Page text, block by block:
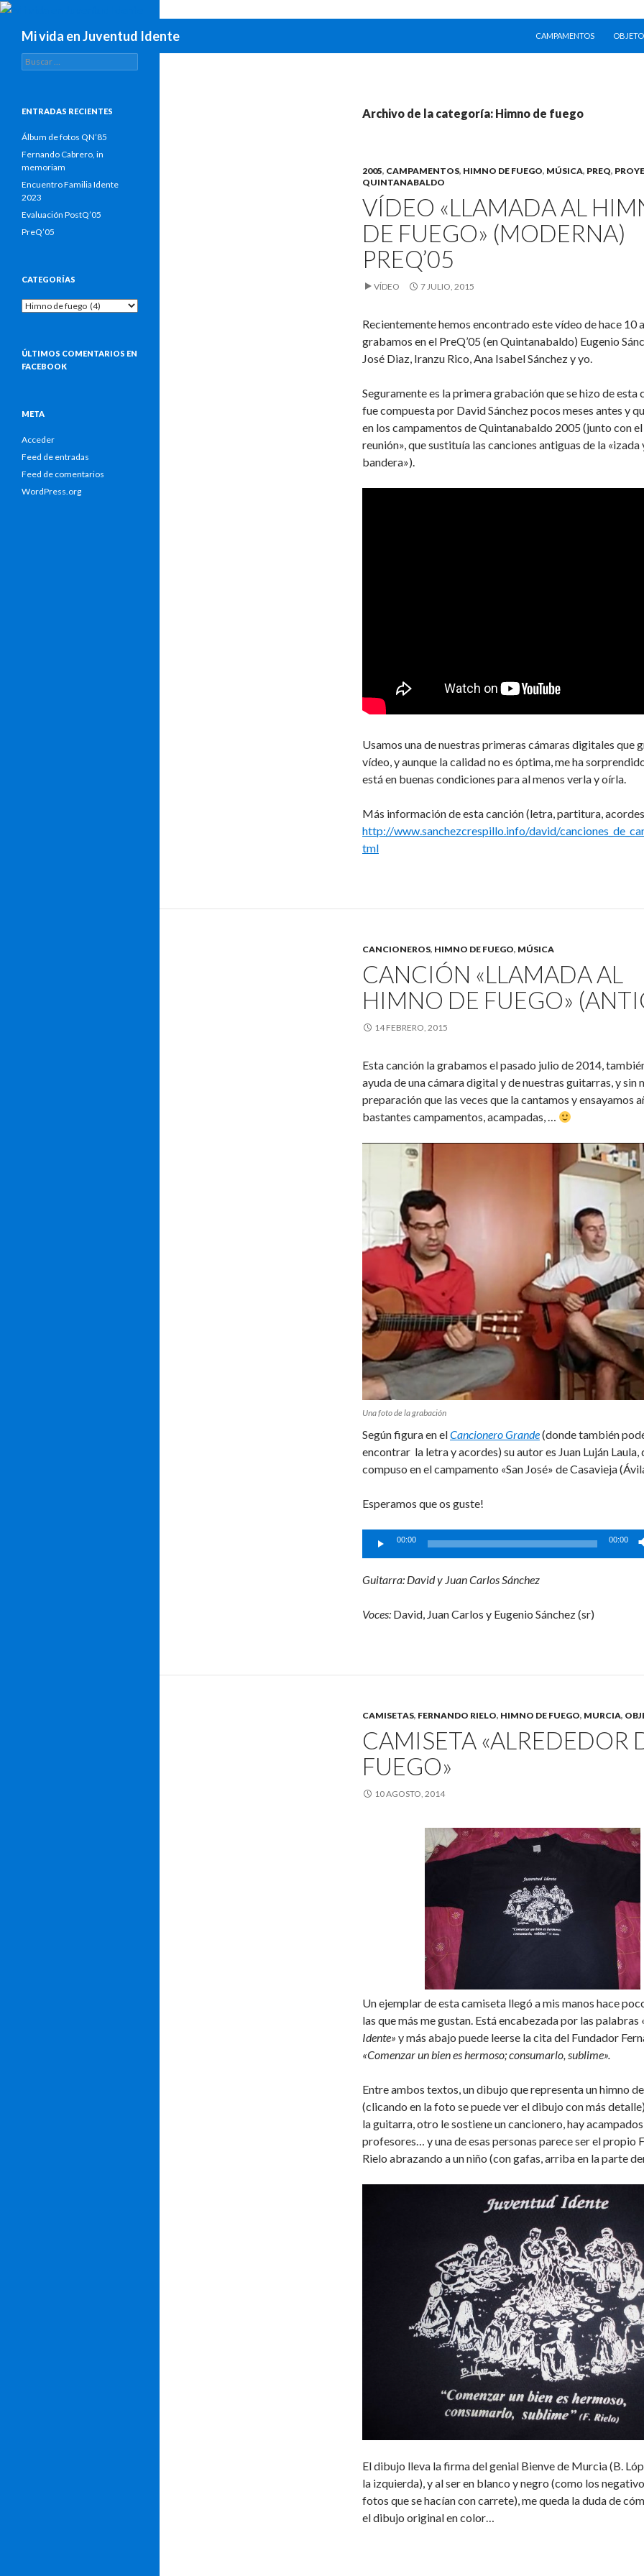
Mi vida en Juventud Idente
CAMPAMENTOS
Archivo de la categoría: Himno de fuego
2005, CAMPAMENTOS, HIMNO DE FUEGO, MÚSICA, PREQ,
QUINTANABALDO
VÍDEO «LLAMADA AL
DE FUEGO» (MODERNA)
PREQ’05
VÍDEO 7 JULIO, 2015
Recientemente hemos encontrado este vídeo de hace 10
grabamos en el PreQ’05 (en Quintanabaldo) Eugenio
José Diaz, Iranzu Rico, Ana Isabel Sánchez y yo.
Seguramente es la primera grabación que se hizo de esta
fue compuesta por David Sánchez pocos meses antes y
en los campamentos de Quintanabaldo 2005 (junto con
reunión», que sustituía las canciones antiguas de la «izada
bandera»).
Usamos una de nuestras primeras cámaras digitales que
vídeo, y aunque la calidad no es óptima, me ha
está en buenas condiciones para al menos verla y oírla.
Más información de esta canción (letra, partitura,
http://www.sanchezcrespillo.info/david/
tml
CANCIONEROS, HIMNO DE FUEGO, MÚSICA
CANCIÓN «LLAMADA AL
HIMNO DE FUEGO»
14 FEBRERO, 2015
Esta canción la grabamos el pasado julio de 2014,
ayuda de una cámara digital y de nuestras guitarras, y sin
preparación que las veces que la cantamos y ensayamos
bastantes campamentos, acampadas, …
Una foto de la grabación
Según figura en elCancionero Grande(donde también
encontrar la letra y acordes) su autor es Juan Luján Laula,
compuso en el campamento «San José» de Casavieja
Esperamos que os guste!
Reproductor
00:00 00:00
Guitarra: David y Juan Carlos Sánchez
Voces: David, Juan Carlos y Eugenio Sánchez (sr)
CAMISETAS, FERNANDO RIELO, HIMNO DE FUEGO, MURCIA,
CAMISETA «ALREDEDOR
FUEGO»
10 AGOSTO, 2014
Un ejemplar de esta camiseta llegó a mis manos hace
las que más me gustan. Está encabezada por las palabras
Idente» y más abajo puede leerse la cita del Fundador
«Comenzar un bien es hermoso; consumarlo, sublime».
Entre ambos textos, un dibujo que representa un himno
(clicando en la foto se puede ver el dibujo con más
la guitarra, otro le sostiene un cancionero, hay
profesores… y una de esas personas parece ser el propio
Rielo abrazando a un niño (con gafas, arriba en la parte
El dibujo lleva la firma del genial Bienve de Murcia (B.
la izquierda), y al ser en blanco y negro (como los
fotos que se hacían con carrete), me queda la duda de
el dibujo original en color…
Buscar:
ENTRADAS RECIENTES
Álbum de fotos QN’85
Fernando Cabrero, in
memoriam
Encuentro Familia Idente
2023
Evaluación PostQ’05
PreQ’05
CATEGORÍAS
Categorías
ÚLTIMOS COMENTARIOS EN
FACEBOOK
META
Acceder
Feed de entradas
Feed de comentarios
WordPress.org